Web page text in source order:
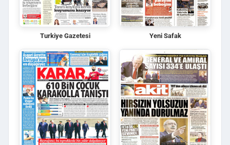
Turkiye Gazetesi Yeni Safak